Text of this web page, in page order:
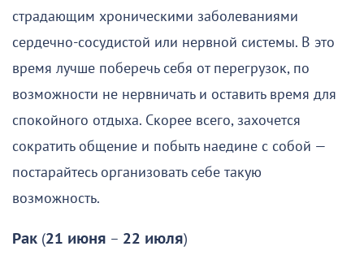
страдающим хроническими заболеваниями
сердечно-сосудистой или нервной системы. В это
время лучше поберечь себя от перегрузок, по
возможности не нервничать и оставить время для
спокойного отдыха. Скорее всего, захочется
сократить общение и побыть наедине с собой —
постарайтесь организовать себе такую
возможность.
Рак (21 июня – 22 июля)